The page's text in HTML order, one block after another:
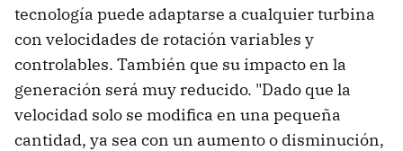
tecnología puede adaptarse a cualquier turbina
con velocidades de rotación variables y
controlables. También que su impacto en la
generación será muy reducido. "Dado que la
velocidad solo se modifica en una pequeña
cantidad, ya sea con un aumento o disminución,